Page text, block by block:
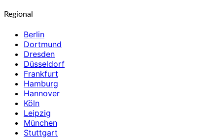
Regional
Berlin
Dortmund
Dresden
Düsseldorf
Frankfurt
Hamburg
Hannover
Köln
Leipzig
München
Stuttgart